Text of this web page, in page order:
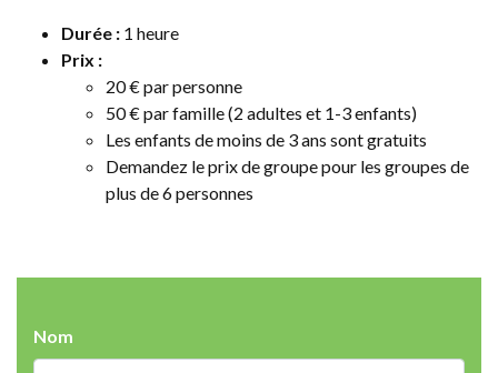
Durée : 1 heure
Prix :
20 € par personne
50 € par famille (2 adultes et 1-3 enfants)
Les enfants de moins de 3 ans sont gratuits
Demandez le prix de groupe pour les groupes de
plus de 6 personnes
Nom